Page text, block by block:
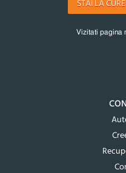
STAI LA
Vizitati pagina